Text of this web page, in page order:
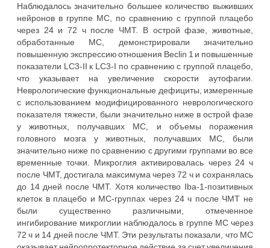
Наблюдалось значительно большее количество выживших
нейронов в группе MС, по сравнению с группой плацебо
через 24 и 72 ч после ЧМТ. В острой фазе, животные,
обработанные МС, демонстрировали значительно
повышенную экспрессию отношения Beclin 1 и повышенные
показатели LC3-II к LC3-I по сравнению с группой плацебо,
что указывает на увеличение скорости аутофагии.
Неврологические функциональные дефициты, измеренные
с использованием модифицированного неврологического
показателя тяжести, были значительно ниже в острой фазе
у животных, получавших МС, и объемы поражения
головного мозга у животных, получавших МС, были
значительно ниже по сравнению с другими группами во все
временные точки. Микроглия активировалась через 24 ч
после ЧМТ, достигала максимума через 72 ч и сохранялась
до 14 дней после ЧМТ. Хотя количество Iba-1-позитивных
клеток в плацебо и MС-группах через 24 ч после ЧМТ не
были существенно различными, отмеченное
ингибирование микроглии наблюдалось в группе MС через
72 ч и 14 дней после ЧМТ. Эти результаты показали, что МС